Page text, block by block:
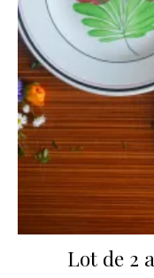
Lot de 2